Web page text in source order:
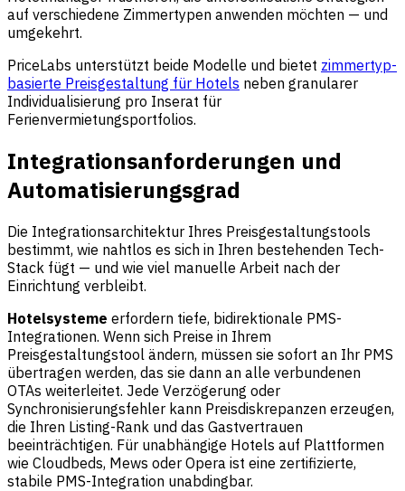
auf verschiedene Zimmertypen anwenden möchten — und
umgekehrt.
PriceLabs unterstützt beide Modelle und bietet zimmertyp-
basierte Preisgestaltung für Hotels neben granularer
Individualisierung pro Inserat für
Ferienvermietungsportfolios.
Integrationsanforderungen und
Automatisierungsgrad
Die Integrationsarchitektur Ihres Preisgestaltungstools
bestimmt, wie nahtlos es sich in Ihren bestehenden Tech-
Stack fügt — und wie viel manuelle Arbeit nach der
Einrichtung verbleibt.
Hotelsysteme erfordern tiefe, bidirektionale PMS-
Integrationen. Wenn sich Preise in Ihrem
Preisgestaltungstool ändern, müssen sie sofort an Ihr PMS
übertragen werden, das sie dann an alle verbundenen
OTAs weiterleitet. Jede Verzögerung oder
Synchronisierungsfehler kann Preisdiskrepanzen erzeugen,
die Ihren Listing-Rank und das Gastvertrauen
beeinträchtigen. Für unabhängige Hotels auf Plattformen
wie Cloudbeds, Mews oder Opera ist eine zertifizierte,
stabile PMS-Integration unabdingbar.